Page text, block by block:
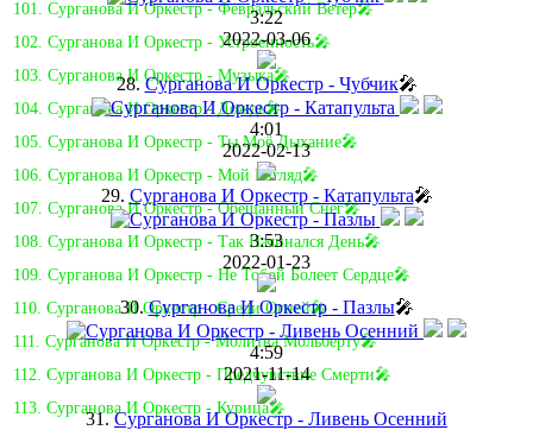
101. Сурганова И Оркестр - Февральский Ветер🎤
102. Сурганова И Оркестр - Устроенность🎤
103. Сурганова И Оркестр - Музыка🎤
104. Сурганова И Оркестр - Дождь🎤
105. Сурганова И Оркестр - Ты Моё Дыхание🎤
106. Сурганова И Оркестр - Мой Взгляд🎤
107. Сурганова И Оркестр - Обещанный Снег🎤
108. Сурганова И Оркестр - Так Начинался День🎤
109. Сурганова И Оркестр - Не Тобой Болеет Сердце🎤
110. Сурганова И Оркестр - Среди Огней🎤
111. Сурганова И Оркестр - Молитва Мольберту🎤
112. Сурганова И Оркестр - Предчувствие Смерти🎤
113. Сурганова И Оркестр - Курица🎤
3:22
2022-03-06
28.Сурганова И Оркестр - Чубчик🎤
4:01
2022-02-13
29. Сурганова И Оркестр - Катапульта🎤
3:53
2022-01-23
30.Сурганова И Оркестр - Пазлы🎤
4:59
2021-11-14
31.Сурганова И Оркестр - Ливень Осенний